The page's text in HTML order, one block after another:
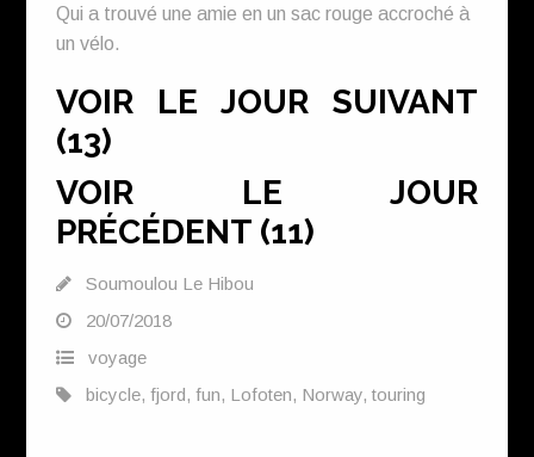
Qui a trouvé une amie en un sac rouge accroché à
un vélo.
VOIR LE JOUR SUIVANT
(13)
VOIR LE JOUR
PRÉCÉDENT (11)
Soumoulou Le Hibou
20/07/2018
voyage
bicycle, fjord, fun, Lofoten, Norway, touring